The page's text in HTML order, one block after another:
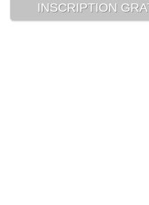
INSCRIPTION